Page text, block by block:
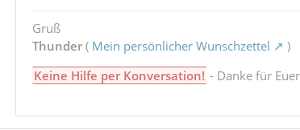
Gruß
Thunder( Mein persönlicher Wunschzettel
)
Keine Hilfe per Konversation! - Danke für